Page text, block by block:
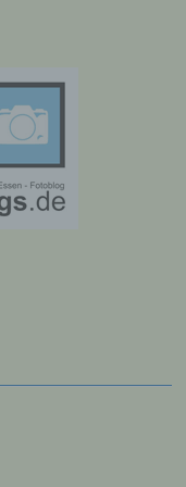
werden.
die
oder